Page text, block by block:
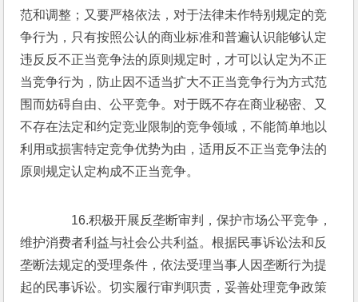
范和调整；又要严格依法，对于法律未作特别规定的竞
争行为，只有按照公认的商业标准和普遍认识能够认定
违反反不正当竞争法的原则规定时，才可以认定为不正
当竞争行为，防止因不适当扩大不正当竞争行为方式范
围而妨碍自由、公平竞争。对于既不存在商业秘密、又
不存在法定和约定竞业限制的竞争领域，不能简单地以
利用或损害特定竞争优势为由，适用反不正当竞争法的
原则规定认定构成不正当竞争。
16.积极开展反垄断审判，保护市场公平竞争，
维护消费者利益与社会公共利益。根据民事诉讼法和反
垄断法规定的受理条件，依法受理当事人因垄断行为提
起的民事诉讼。切实履行审判职责，妥善处理竞争政策